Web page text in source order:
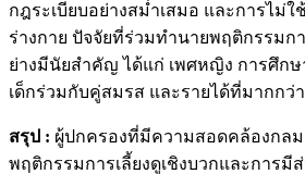
กฎระเบียบอย่างสม่ำเสมอ และการไม่ใ
ร่างกาย ปัจจัยที่ร่วมทำนายพฤติกรรมก
ย่างมีนัยสำคัญ ได้แก่ เพศหญิง การศึกษ
เด็กร่วมกับคู่สมรส และรายได้ที่มากกว่
สรุป : ผู้ปกครองที่มีความสอดคล้องกล
พฤติกรรมการเลี้ยงดูเชิงบวกและการ